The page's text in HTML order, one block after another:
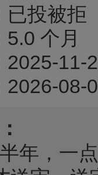
已投被拒
5.0 个月
2025-11-
2026-08-
年，一